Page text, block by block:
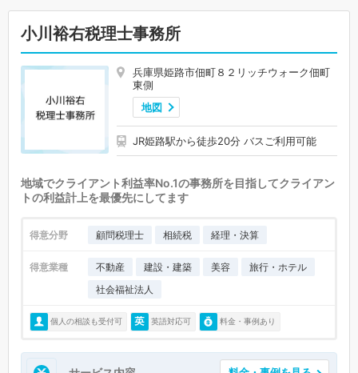
小川裕右税理士事務所
兵庫県姫路市佃町８２リッチウォーク佃町
東側
地図
JR姫路駅から徒歩20分 バスご利用可能
地域でクライアント利益率No.1の事務所を目指してクライアン
トの利益計上を最優先にしてます
得意分野 顧問税理士 相続税 経理・決算
得意業種 不動産 建設・建築 美容
旅行・ホテル
社会福祉法人
個人の相談も受付可 英語対応可 料金・事例あり